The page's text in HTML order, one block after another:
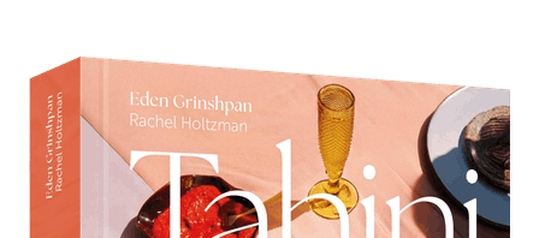
Tahini Baby
Zur Wunschliste hinzufügen